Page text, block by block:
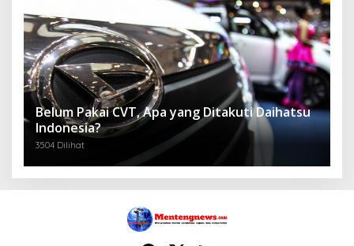
Belum Pakai CVT, Apa yang Ditakuti Daihatsu
Indonesia?
3504 Dilihat